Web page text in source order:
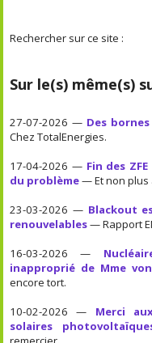
Rechercher sur ce site :
Sur le(s) même(s)
27-07-2026 — Des
Chez TotalEnergies.
17-04-2026 — Fin des
du problème— Et non plus
23-03-2026 — Blackout
renouvelables— Rapport
16-03-2026 —
inapproprié de Mme
encore tort.
10-02-2026 — Merci
solaires